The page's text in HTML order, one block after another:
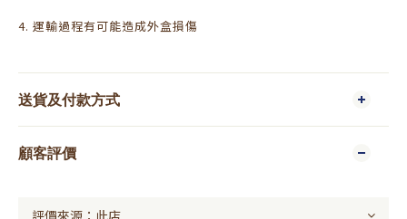
4. 運輸過程有可能造成外盒損傷
送貨及付款方式
顧客評價